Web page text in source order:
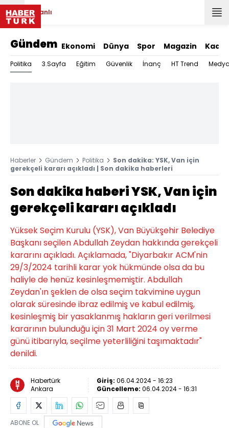
Canlı
Gündem Ekonomi Dünya Spor Magazin Kadın
Politika 3.Sayfa Eğitim Güvenlik İnanç HT Trend
Haberler Gündem Politika
Son dakika: YSK, Van için
gerekçeli kararı açıkladı | Son dakika haberleri
Son dakika haberi YSK, Van için
gerekçeli kararı açıkladı
Yüksek Seçim Kurulu (YSK), Van Büyükşehir Belediye
Başkanı seçilen Abdullah Zeydan hakkında gerekçeli
kararını açıkladı. Açıklamada, "Diyarbakır ACM'nin
29/3/2024 tarihli karar yok hükmünde olsa da bu
haliyle de henüz kesinleşmemiştir. Abdullah
Zeydan'ın şeklen de olsa seçim takvimine uygun
olarak süresinde ibraz edilmiş ve kabul edilmiş,
kesinleşmiş bir yasaklanmış hakların geri verilmesi
kararının bulunduğu için 31 Mart 2024 oy verme
günü itibarıyla, seçilme yeterliliğini taşımaktadır"
denildi.
Habertürk
Ankara
Giriş: 06.04.2024 - 16:23
Güncelleme: 06.04.2024 - 16:31
ABONE OL